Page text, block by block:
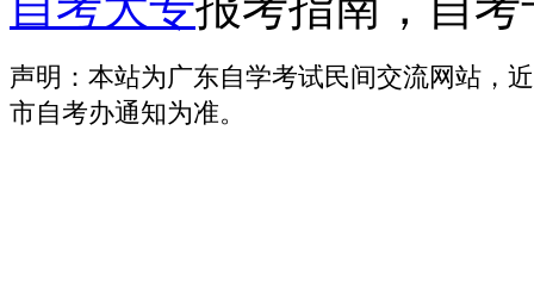
声明：本站为广东自学考试民间交流网站，
市自考办通知为准。